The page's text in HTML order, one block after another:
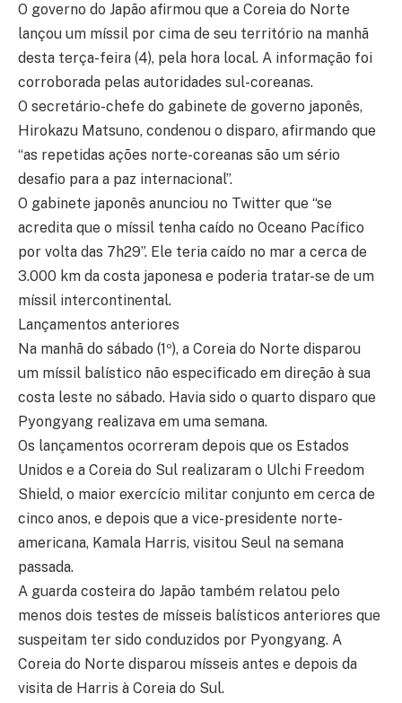
O governo do Japão afirmou que a Coreia do Norte
lançou um míssil por cima de seu território na manhã
desta terça-feira (4), pela hora local. A informação foi
corroborada pelas autoridades sul-coreanas.
O secretário-chefe do gabinete de governo japonês,
Hirokazu Matsuno, condenou o disparo, afirmando que
“as repetidas ações norte-coreanas são um sério
desafio para a paz internacional”.
O gabinete japonês anunciou no Twitter que “se
acredita que o míssil tenha caído no Oceano Pacífico
por volta das 7h29”. Ele teria caído no mar a cerca de
3.000 km da costa japonesa e poderia tratar-se de um
míssil intercontinental.
Lançamentos anteriores
Na manhã do sábado (1º), a Coreia do Norte disparou
um míssil balístico não especificado em direção à sua
costa leste no sábado. Havia sido o quarto disparo que
Pyongyang realizava em uma semana.
Os lançamentos ocorreram depois que os Estados
Unidos e a Coreia do Sul realizaram o Ulchi Freedom
Shield, o maior exercício militar conjunto em cerca de
cinco anos, e depois que a vice-presidente norte-
americana, Kamala Harris, visitou Seul na semana
passada.
A guarda costeira do Japão também relatou pelo
menos dois testes de mísseis balísticos anteriores que
suspeitam ter sido conduzidos por Pyongyang. A
Coreia do Norte disparou mísseis antes e depois da
visita de Harris à Coreia do Sul.